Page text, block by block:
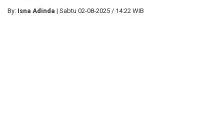
By: Isna Adinda | Sabtu 02-08-2025 / 14:22 WIB